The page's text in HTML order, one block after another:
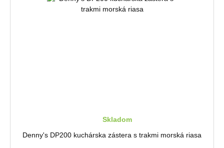
Skladom
Denny's DP200 kuchárska zástera s trakmi morská riasa